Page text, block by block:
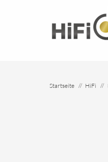
Startseite HiFi